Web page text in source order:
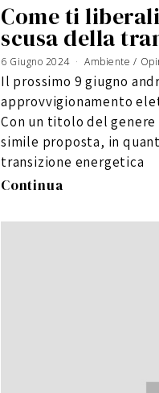
Come ti
scusa della
6 Giugno 2024 Ambiente /
Il prossimo 9 giugno
approvvigionamento
Con un titolo del
simile proposta, in
transizione energetica
Continua